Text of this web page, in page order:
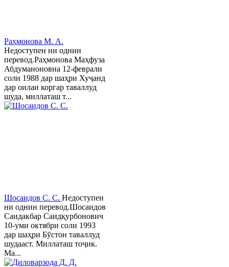
Раҳмонова М. А.
Недоступен ни однин
перевод.Раҳмонова Маҳфуза
Абдуманоновна 12-феврали
соли 1988 дар шаҳри Хуҷанд
дар оилаи коргар таваллуд
шуда, миллаташ т...
Шосаидов С. С. Недоступен
ни однин перевод.Шосаидов
Саидакбар Саидқурбонович
10-уми октябри соли 1993
дар шаҳри Бўстон таваллуд
шудааст. Миллаташ тоҷик.
Ма...